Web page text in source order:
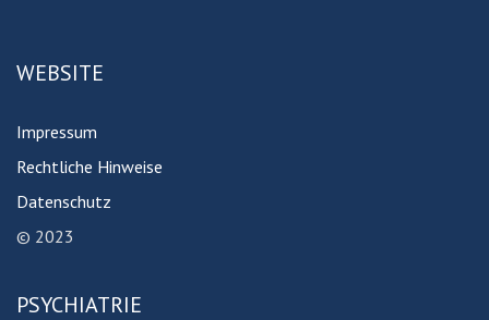
WEBSITE
Impressum
Rechtliche Hinweise
Datenschutz
© 2023
PSYCHIATRIE